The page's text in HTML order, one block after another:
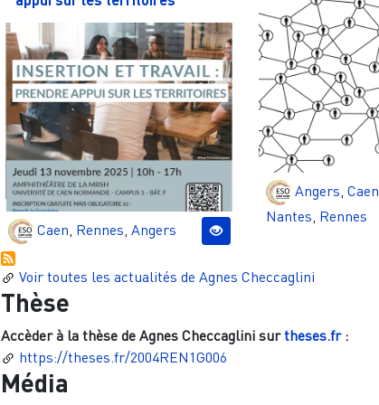
Caen Rennes Angers
Angers Caen
Nantes Rennes
Voir toutes les actualités de Agnes Checcaglini
Thèse
Accèder à la thèse de Agnes Checcaglinisurtheses.fr:
https://theses.fr/2004REN1G006
Média